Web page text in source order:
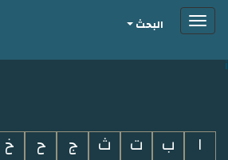
i
Toggleالبحث
ا ب ت ث ج ح خ